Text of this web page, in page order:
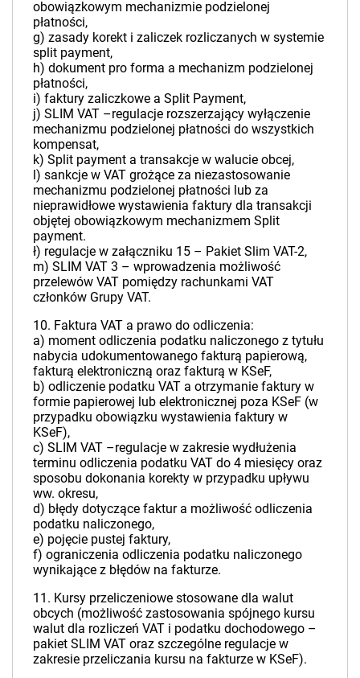
obowiązkowym mechanizmie podzielonej
płatności,
g) zasady korekt i zaliczek rozliczanych w systemie
split payment,
h) dokument pro forma a mechanizm podzielonej
płatności,
i) faktury zaliczkowe a Split Payment,
j) SLIM VAT –regulacje rozszerzający wyłączenie
mechanizmu podzielonej płatności do wszystkich
kompensat,
k) Split payment a transakcje w walucie obcej,
l) sankcje w VAT grożące za niezastosowanie
mechanizmu podzielonej płatności lub za
nieprawidłowe wystawienia faktury dla transakcji
objętej obowiązkowym mechanizmem Split
payment.
ł) regulacje w załączniku 15 – Pakiet Slim VAT-2,
m) SLIM VAT 3 – wprowadzenia możliwość
przelewów VAT pomiędzy rachunkami VAT
członków Grupy VAT.
10. Faktura VAT a prawo do odliczenia:
a) moment odliczenia podatku naliczonego z tytułu
nabycia udokumentowanego fakturą papierową,
fakturą elektroniczną oraz fakturą w KSeF,
b) odliczenie podatku VAT a otrzymanie faktury w
formie papierowej lub elektronicznej poza KSeF (w
przypadku obowiązku wystawienia faktury w
KSeF),
c) SLIM VAT –regulacje w zakresie wydłużenia
terminu odliczenia podatku VAT do 4 miesięcy oraz
sposobu dokonania korekty w przypadku upływu
ww. okresu,
d) błędy dotyczące faktur a możliwość odliczenia
podatku naliczonego,
e) pojęcie pustej faktury,
f) ograniczenia odliczenia podatku naliczonego
wynikające z błędów na fakturze.
11. Kursy przeliczeniowe stosowane dla walut
obcych (możliwość zastosowania spójnego kursu
walut dla rozliczeń VAT i podatku dochodowego –
pakiet SLIM VAT oraz szczególne regulacje w
zakresie przeliczania kursu na fakturze w KSeF).